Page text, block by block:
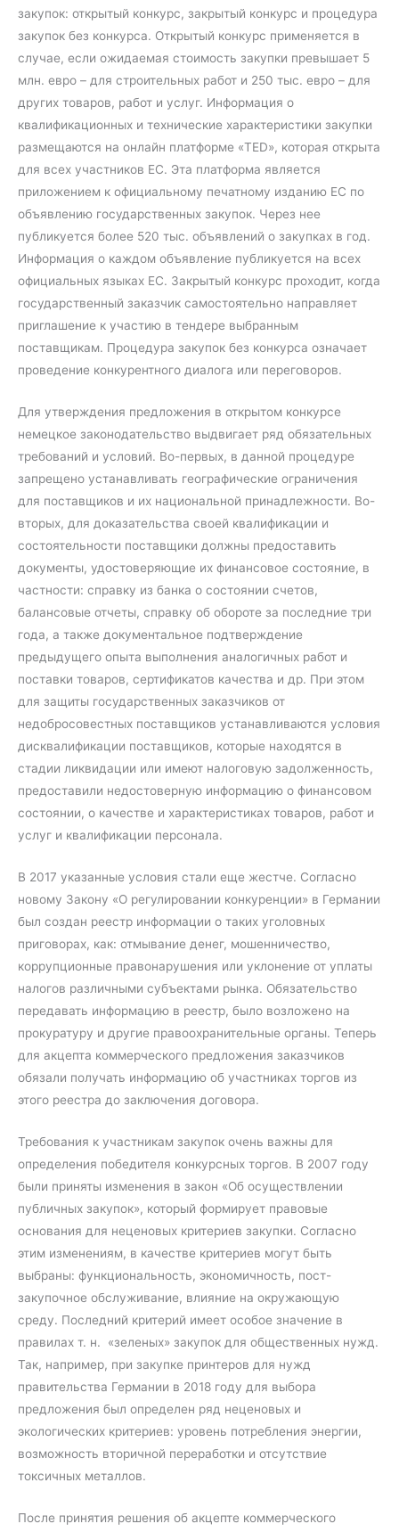
закупок: открытый конкурс, закрытый конкурс и процедура
закупок без конкурса. Открытый конкурс применяется в
случае, если ожидаемая стоимость закупки превышает 5
млн. евро – для строительных работ и 250 тыс. евро – для
других товаров, работ и услуг. Информация о
квалификационных и технические характеристики закупки
размещаются на онлайн платформе «TED», которая открыта
для всех участников ЕС. Эта платформа является
приложением к официальному печатному изданию ЕС по
объявлению государственных закупок. Через нее
публикуется более 520 тыс. объявлений о закупках в год.
Информация о каждом объявление публикуется на всех
официальных языках ЕС. Закрытый конкурс проходит, когда
государственный заказчик самостоятельно направляет
приглашение к участию в тендере выбранным
поставщикам. Процедура закупок без конкурса означает
проведение конкурентного диалога или переговоров.
Для утверждения предложения в открытом конкурсе
немецкое законодательство выдвигает ряд обязательных
требований и условий. Во-первых, в данной процедуре
запрещено устанавливать географические ограничения
для поставщиков и их национальной принадлежности. Во-
вторых, для доказательства своей квалификации и
состоятельности поставщики должны предоставить
документы, удостоверяющие их финансовое состояние, в
частности: справку из банка о состоянии счетов,
балансовые отчеты, справку об обороте за последние три
года, а также документальное подтверждение
предыдущего опыта выполнения аналогичных работ и
поставки товаров, сертификатов качества и др. При этом
для защиты государственных заказчиков от
недобросовестных поставщиков устанавливаются условия
дисквалификации поставщиков, которые находятся в
стадии ликвидации или имеют налоговую задолженность,
предоставили недостоверную информацию о финансовом
состоянии, о качестве и характеристиках товаров, работ и
услуг и квалификации персонала.
В 2017 указанные условия стали еще жестче. Согласно
новому Закону «О регулировании конкуренции» в Германии
был создан реестр информации о таких уголовных
приговорах, как: отмывание денег, мошенничество,
коррупционные правонарушения или уклонение от уплаты
налогов различными субъектами рынка. Обязательство
передавать информацию в реестр, было возложено на
прокуратуру и другие правоохранительные органы. Теперь
для акцепта коммерческого предложения заказчиков
обязали получать информацию об участниках торгов из
этого реестра до заключения договора.
Требования к участникам закупок очень важны для
определения победителя конкурсных торгов. В 2007 году
были приняты изменения в закон «Об осуществлении
публичных закупок», который формирует правовые
основания для неценовых критериев закупки. Согласно
этим изменениям, в качестве критериев могут быть
выбраны: функциональность, экономичность, пост-
закупочное обслуживание, влияние на окружающую
среду. Последний критерий имеет особое значение в
правилах т. н. «зеленых» закупок для общественных нужд.
Так, например, при закупке принтеров для нужд
правительства Германии в 2018 году для выбора
предложения был определен ряд неценовых и
экологических критериев: уровень потребления энергии,
возможность вторичной переработки и отсутствие
токсичных металлов.
После принятия решения об акцепте коммерческого